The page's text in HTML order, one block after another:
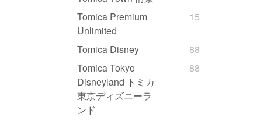
Tomica Premium
Unlimited
15
Tomica Disney
88
Tomica Tokyo
Disneyland トミカ
東京ディズニーラ
ンド
88